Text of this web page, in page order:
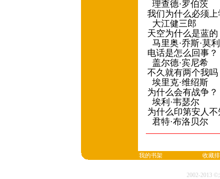
理查德·罗伯茨
我们为什么必须上
大江健三郎
天空为什么是蓝的
马里奥·乔斯·莫
电话是怎么回事？
盖尔德·宾尼希
不久就有两个我吗
埃里克·维绍斯
为什么会有战争？
埃利·韦瑟尔
为什么印第安人
君特·布洛贝尔
我的书架 收藏
2002-2013